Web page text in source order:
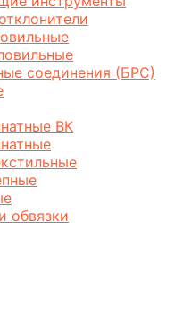
соединения (БРС)
ВК
обвязки